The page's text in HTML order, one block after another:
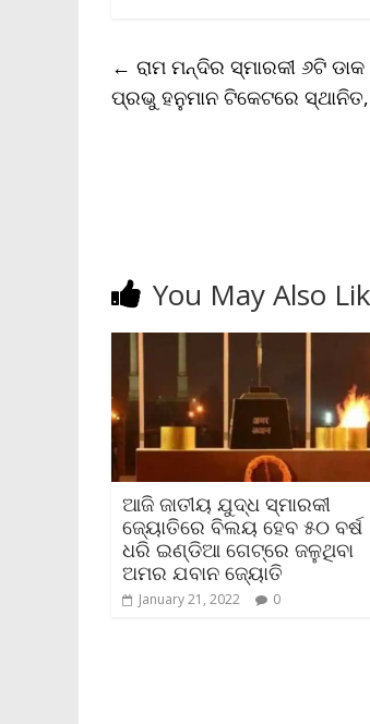
o
o
k
e
r
A
p
p
i
n
k
F
r
i
← ରାମ ମନ୍ଦିର ସ୍ମାରକୀ ୬ଟି
ପ୍ରଭୁ ହନୁମାନ ଟିକେଟରେ ସ୍ଥାନିତ,
You May Also
ଆଜି ଜାତୀୟ ଯୁଦ୍ଧ ସ୍ମାରକୀ
ଜ୍ୟୋତିରେ ବିଲୟ ହେବ ୫୦ ବର୍ଷ
ଧରି ଇଣ୍ଡିଆ ଗେଟ୍‌ରେ ଜଳୁଥିବା
ଅମର ଯବାନ ଜ୍ୟୋତି
January 21, 2022 0